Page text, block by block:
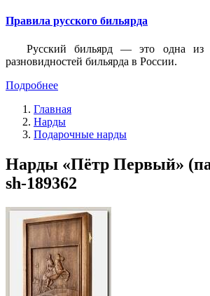
Правила русского бильярда
Русский бильярд — это одна из
разновидностей бильярда в России.
Подробнее
Главная
Нарды
Подарочные нарды
Нарды «Пётр Первый»
sh-189362